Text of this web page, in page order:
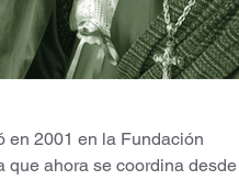
2001 en la Fundación
que ahora se coordina desde